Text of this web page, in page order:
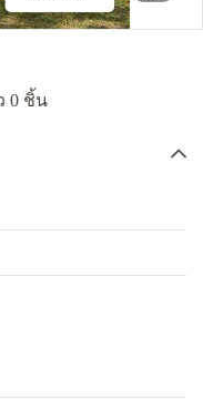
0 ชิ้น